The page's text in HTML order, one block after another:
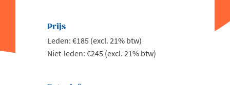
Prijs
Leden: €185 (excl. 21% btw)
Niet-leden: €245 (excl. 21% btw)